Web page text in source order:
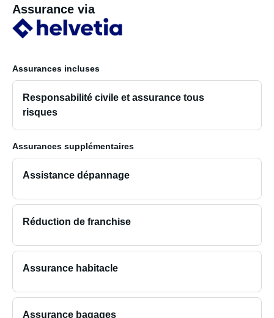
Assurance via
Assurances incluses
Responsabilité civile et assurance tous
risques
Assurances supplémentaires
Assistance dépannage
Réduction de franchise
Assurance habitacle
Assurance bagages